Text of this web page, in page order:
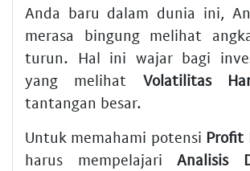
Anda baru dalam dunia ini,
merasa bingung melihat
turun. Hal ini wajar bagi
yang melihat Volatilitas
tantangan besar.
Untuk memahami potensi Profit
harus mempelajari Analisis